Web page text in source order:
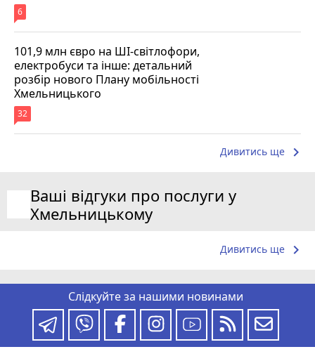
6
101,9 млн євро на ШІ-світлофори,
електробуси та інше: детальний
розбір нового Плану мобільності
Хмельницького
32
Дивитись ще keyboard_arrow_right
Ваші відгуки про послуги у
Хмельницькому
Дивитись ще keyboard_arrow_right
Слідкуйте за нашими новинами